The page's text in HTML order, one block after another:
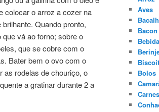
colocar o arroz a cozer na
Quando pronto,
vá ao forno; sobre o
que se cobre com o
Bater bem o ovo com o
as rodelas de chouriço, o
a gratinar durante 2 a
Aves
Bacon
Bolos
Carnes